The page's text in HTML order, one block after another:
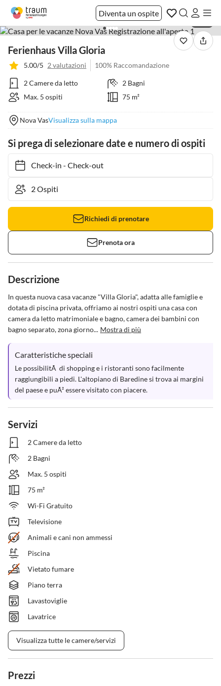
Diventa un ospite
Ferienhaus Villa Gloria
5.00/5 2 valutazioni 100% Raccomandazione
2 Camere da letto
2 Bagni
Max. 5 ospiti
75 m²
Nova VasVisualizza sulla mappa
Si prega di selezionare date e numero di ospiti
Check-in- Check-out
Richiedi di prenotare
Prenota ora
Descrizione
In questa nuova casa vacanze "Villa Gloria", adatta alle famiglie e
dotata di piscina privata, offriamo ai nostri ospiti una casa con
camera da letto matrimoniale e bagno, camera dei bambini con
bagno separato, zona giorno... Mostra di più
Caratteristiche speciali
Le possibilitÃ  di shopping e i ristoranti sono facilmente
raggiungibili a piedi. L'altopiano di Baredine si trova ai margini
del paese e puÃ² essere visitato con piacere.
Servizi
2 Camere da letto
2 Bagni
Max. 5 ospiti
75 m²
Wi-Fi Gratuito
Televisione
Animali e cani non ammessi
Piscina
Vietato fumare
Piano terra
Lavastoviglie
Lavatrice
Visualizza tutte le camere/servizi
Prezzi